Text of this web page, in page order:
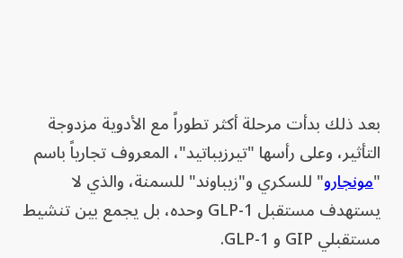
بعد ذلك بدأت مرحلة أكثر تطوراً مع الأدوية مزدوجة
التأثير، وعلى رأسها "تيرزيباتيد"، المعروف تجارياً باسم
"مونجارو" للسكري و"زيباوند" للسمنة، والذي لا
يستهدف مستقبل GLP-1 وحده، بل يجمع بين تنشيط
مستقبلي GIP و GLP-1.